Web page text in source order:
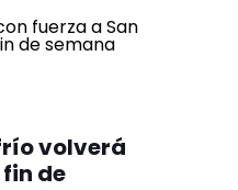
volverá
de